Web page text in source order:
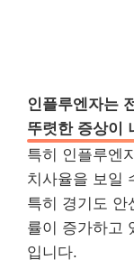
인플루엔자는
뚜렷한 증상이
특히 인플루엔
치사율을 보일
특히 경기도 안
률이 증가하고
입니다.